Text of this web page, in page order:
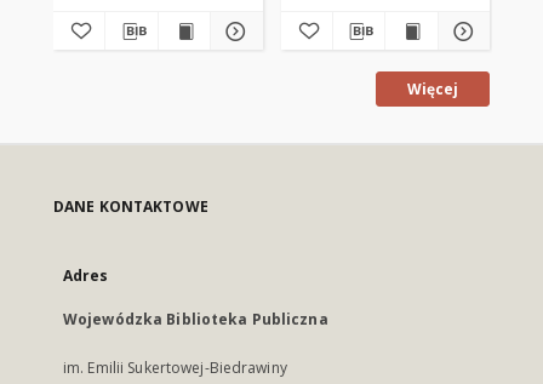
Więcej
DANE KONTAKTOWE
Adres
Wojewódzka Biblioteka Publiczna
im. Emilii Sukertowej-Biedrawiny